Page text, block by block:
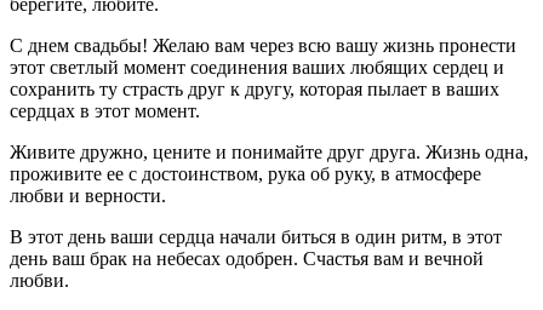
берегите, любите.
С днем свадьбы! Желаю вам через всю вашу жизнь пронести
этот светлый момент соединения ваших любящих сердец и
сохранить ту страсть друг к другу, которая пылает в ваших
сердцах в этот момент.
Живите дружно, цените и понимайте друг друга. Жизнь одна,
проживите ее с достоинством, рука об руку, в атмосфере
любви и верности.
В этот день ваши сердца начали биться в один ритм, в этот
день ваш брак на небесах одобрен. Счастья вам и вечной
любви.